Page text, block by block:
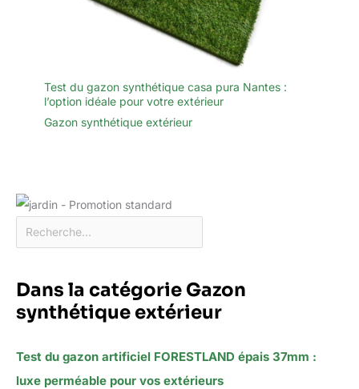
Test du gazon synthétique casa pura Nantes :
l’option idéale pour votre extérieur
Gazon synthétique extérieur
Dans la catégorie Gazon
synthétique extérieur
Test du gazon artificiel FORESTLAND épais 37mm :
luxe perméable pour vos extérieurs